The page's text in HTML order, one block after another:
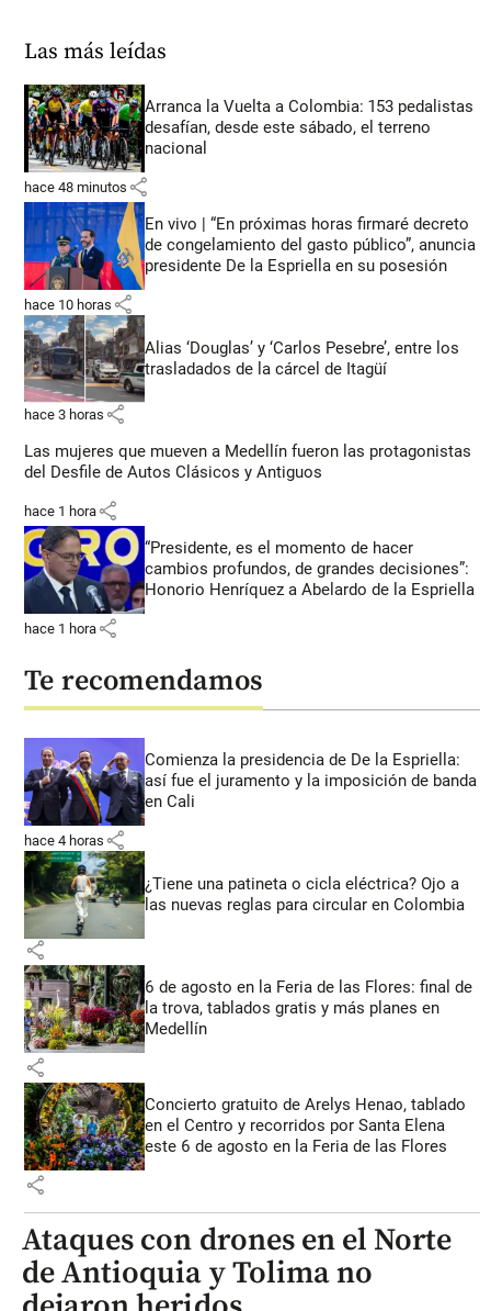
Las más leídas
Arranca la Vuelta a Colombia: 153 pedalistas
desafían, desde este sábado, el terreno
nacional
hace 48 minutos share
En vivo | “En próximas horas firmaré decreto
de congelamiento del gasto público”, anuncia
presidente De la Espriella en su posesión
hace 10 horas share
Alias ‘Douglas’ y ‘Carlos Pesebre’, entre los
trasladados de la cárcel de Itagüí
hace 3 horas share
Las mujeres que mueven a Medellín fueron las protagonistas
del Desfile de Autos Clásicos y Antiguos
hace 1 hora share
“Presidente, es el momento de hacer
cambios profundos, de grandes decisiones”:
Honorio Henríquez a Abelardo de la Espriella
hace 1 hora share
Te recomendamos
Comienza la presidencia de De la Espriella:
así fue el juramento y la imposición de banda
en Cali
hace 4 horas share
¿Tiene una patineta o cicla eléctrica? Ojo a
las nuevas reglas para circular en Colombia
share
6 de agosto en la Feria de las Flores: final de
la trova, tablados gratis y más planes en
Medellín
share
Concierto gratuito de Arelys Henao, tablado
en el Centro y recorridos por Santa Elena
este 6 de agosto en la Feria de las Flores
share
Ataques con drones en el Norte
de Antioquia y Tolima no